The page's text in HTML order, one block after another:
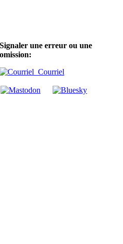
Signaler une erreur ou une
omission:
Courriel